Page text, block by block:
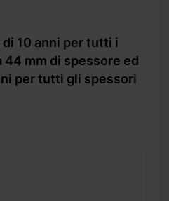
di 10 anni per tutti i
mm di spessore ed
per tutti gli spessori